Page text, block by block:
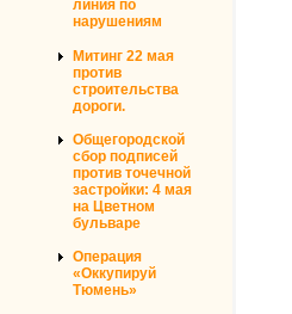
линия по
нарушениям
Митинг 22 мая
против
строительства
дороги.
Общегородской
сбор подписей
против точечной
застройки: 4 мая
на Цветном
бульваре
Операция
«Оккупируй
Тюмень»